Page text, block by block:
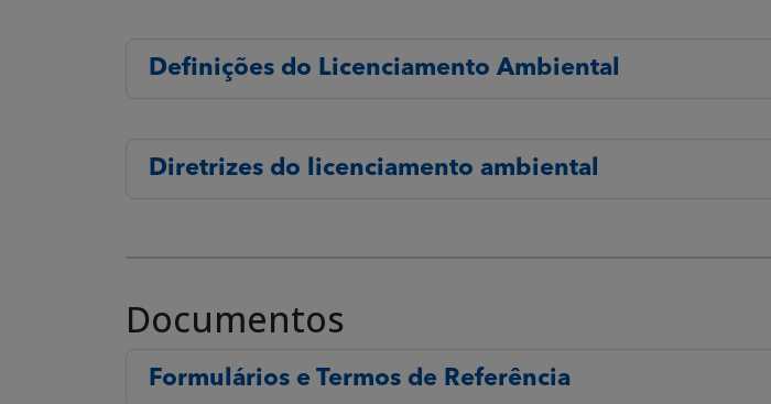
Definições do Licenciamento Ambiental
Diretrizes do licenciamento ambiental
Documentos
Formulários e Termos de Referência